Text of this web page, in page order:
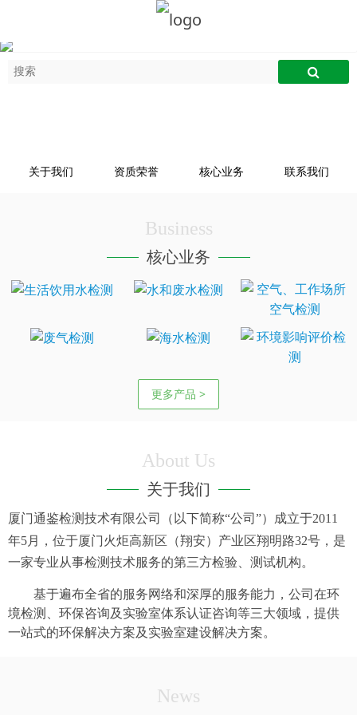
关于我们 资质荣誉 核心业务 联系我们
Business
核心业务
更多产品 >
About Us
关于我们
厦门通鉴检测技术有限公司（以下简称“公司”）成立于2011
年5月，位于厦门火炬高新区（翔安）产业区翔明路32号，是
一家专业从事检测技术服务的第三方检验、测试机构。
基于遍布全省的服务网络和深厚的服务能力，公司在环
境检测、环保咨询及实验室体系认证咨询等三大领域，提供
一站式的环保解决方案及实验室建设解决方案。
News